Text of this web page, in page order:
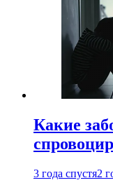
Какие
3 года спустя2